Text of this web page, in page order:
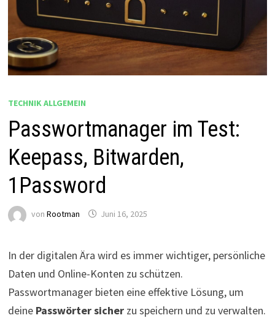
TECHNIK ALLGEMEIN
Passwortmanager im Test:
Keepass, Bitwarden,
1Password
von Rootman Juni 16, 2025
In der digitalen Ära wird es immer wichtiger, persönliche
Daten und Online-Konten zu schützen.
Passwortmanager bieten eine effektive Lösung, um
deine Passwörter sicherzu speichern und zu verwalten.